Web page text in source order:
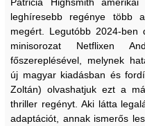
leghíresebb regénye több
megért. Legutóbb 2024-ben
minisorozat Netflixen
főszereplésével, melynek
új magyar kiadásban és
Zoltán) olvashatjuk ezt a
thriller regényt. Aki látta
adaptációt, annak ismerős